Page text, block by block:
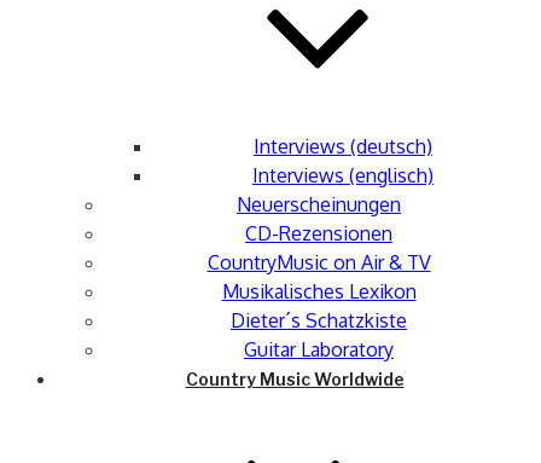
Interviews (deutsch)
Interviews (englisch)
Neuerscheinungen
CD-Rezensionen
CountryMusic on Air & TV
Musikalisches Lexikon
Dieter´s Schatzkiste
Guitar Laboratory
Country Music Worldwide